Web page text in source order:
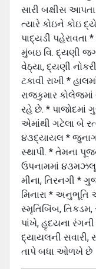
સારી બક્ષીસ
ત્યારે કોઇને કોઇ
પાદ્યડી પહેરાવતા
મુંબઇ વિ. દ્યણી
વેઠ્યા, દ્યણી
ટકાવી રાખી *
રાજકુમાર
રહે છે. * પાજોદમાં
એમાંથી ગટેલા બે
૪૩દ્યાયલ *
સ્થાપી. * તેમના
ઉપનામમાં
મીના, તિરનગી *
મિનારા * અનુભૂતિ
સ્મૃતિબિંબ,
પાંખે, હૃદયના
દ્યાયલની સવારી,
તાપે બધા ઓળખે છે